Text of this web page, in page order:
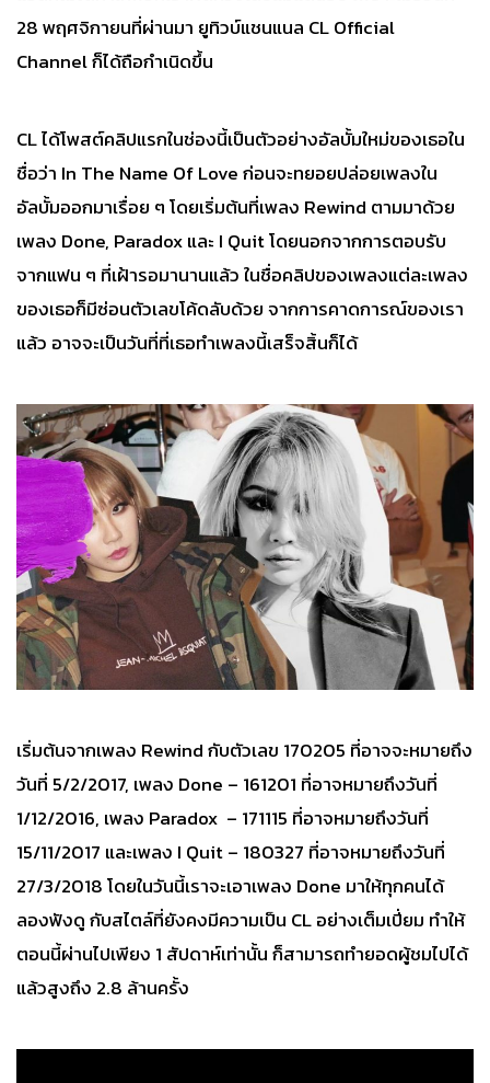
28 พฤศจิกายนที่ผ่านมา ยูทิวบ์แชนแนล CL Official
Channelก็ได้ถือกำเนิดขึ้น
CL ได้โพสต์คลิปแรกในช่องนี้เป็นตัวอย่างอัลบั้มใหม่ของเธอใน
ชื่อว่า In The Name Of Love ก่อนจะทยอยปล่อยเพลงใน
อัลบั้มออกมาเรื่อย ๆ โดยเริ่มต้นที่เพลง Rewind ตามมาด้วย
เพลง Done, Paradox และ I Quit โดยนอกจากการตอบรับ
จากแฟน ๆ ที่เฝ้ารอมานานแล้ว ในชื่อคลิปของเพลงแต่ละเพลง
ของเธอก็มีซ่อนตัวเลขโค้ดลับด้วย จากการคาดการณ์ของเรา
แล้ว อาจจะเป็นวันที่ที่เธอทำเพลงนี้เสร็จสิ้นก็ได้
เริ่มต้นจากเพลง Rewind กับตัวเลข 170205 ที่อาจจะหมายถึง
วันที่ 5/2/2017, เพลง Done – 161201 ที่อาจหมายถึงวันที่
1/12/2016, เพลง Paradox – 171115 ที่อาจหมายถึงวันที่
15/11/2017 และเพลง I Quit – 180327 ที่อาจหมายถึงวันที่
27/3/2018 โดยในวันนี้เราจะเอาเพลง Done มาให้ทุกคนได้
ลองฟังดู กับสไตล์ที่ยังคงมีความเป็น CL อย่างเต็มเปี่ยม ทำให้
ตอนนี้ผ่านไปเพียง 1 สัปดาห์เท่านั้น ก็สามารถทำยอดผู้ชมไปได้
แล้วสูงถึง 2.8 ล้านครั้ง